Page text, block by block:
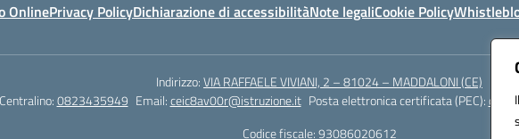
OnlinePrivacy PolicyDichiarazione di accessibilitàNote legaliCookie Policy
Indirizzo:VIA RAFFAELE VIVIANI, 2 – 81024 – MADDALONI (CE)
Centralino:0823435949 Email:ceic8av00r@istruzione.it Posta elettronica certificata (PEC):
Codice fiscale: 93086020612